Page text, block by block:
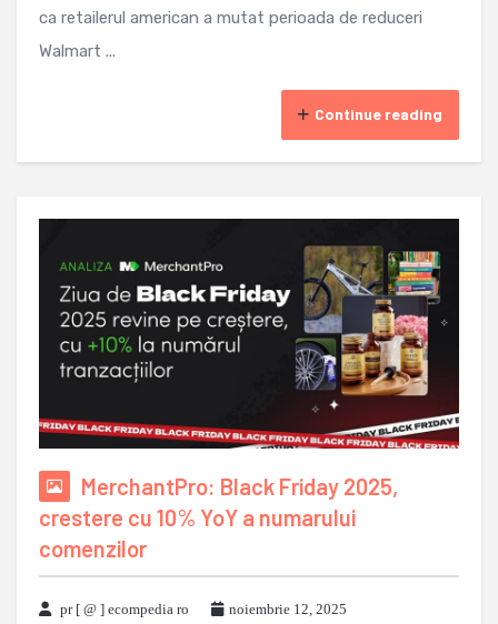
ca retailerul american a mutat perioada de reduceri
Walmart ...
Continue reading
MerchantPro: Black Friday 2025,
crestere cu 10% YoY a numarului
comenzilor
pr [ @ ] ecompedia ro
noiembrie 12, 2025